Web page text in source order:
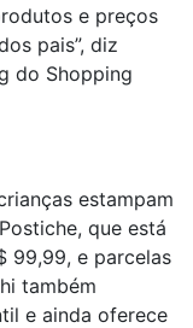
e preços
pais”, diz
do Shopping
estampam
que está
99,99, e parcelas
também
e ainda oferece